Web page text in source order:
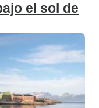
el sol de